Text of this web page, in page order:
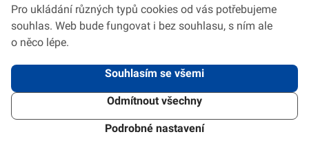
2026 © VeV-VA Vyškov • Informace jsou poskytovány v souladu se zákonem
Design Systém 4.6.3
Pro ukládání různých typů cookies od vás potřebujeme
souhlas. Web bude fungovat i bez souhlasu, s ním ale
o něco lépe.
Souhlasím se všemi
Odmítnout všechny
Podrobné nastavení